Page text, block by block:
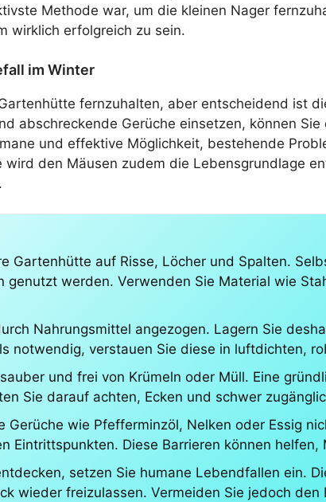
Methode war, um die kleinen Nager
wirklich erfolgreich zu sein.
im Winter
fernzuhalten, aber entscheidend ist
abschreckende Gerüche einsetzen, können Sie
und effektive Möglichkeit, bestehende
den Mäusen zudem die Lebensgrundlage
Gartenhütte auf Risse, Löcher und Spalten.
genutzt werden. Verwenden Sie Material wie
Nahrungsmittel angezogen. Lagern Sie
notwendig, verstauen Sie diese in luftdichten,
und frei von Krümeln oder Müll. Eine
Sie darauf achten, Ecken und schwer
wie Pfefferminzöl, Nelken oder Essig
Eintrittspunkten. Diese Barrieren können helfen,
setzen Sie humane Lebendfallen ein.
wieder freizulassen. Vermeiden Sie jedoch